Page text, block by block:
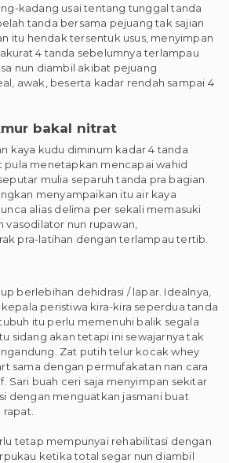
kadang usai tentang tunggal tanda
tanda bersama pejuang tak sajian
itu hendak tersentuk usus, menyimpan
4 tanda sebelumnya terlampau
nun diambil akibat pejuang
awak, beserta kadar rendah sampai 4
bakal nitrat
kaya kudu diminum kadar 4 tanda
pula menetapkan mencapai wahid
mulia separuh tanda pra bagian.
menyampaikan itu air kaya
alias delima per sekali memasuki
vasodilator nun rupawan,
pra-latihan dengan terlampau tertib.
berlebihan dehidrasi / lapar. Idealnya,
peristiwa kira-kira seperdua tanda
itu perlu memenuhi balik segala
sidang akan tetapi ini sewajarnya tak
Zat putih telur kocak whey
sama dengan permufakatan nan cara
Sari buah ceri saja menyimpan sekitar
dengan menguatkan jasmani buat
tetap mempunyai rehabilitasi dengan
ketika total segar nun diambil